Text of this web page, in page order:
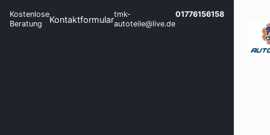
Kostenlose
Beratung
Kontaktformulartmk-
autoteile@live.de
01776156158